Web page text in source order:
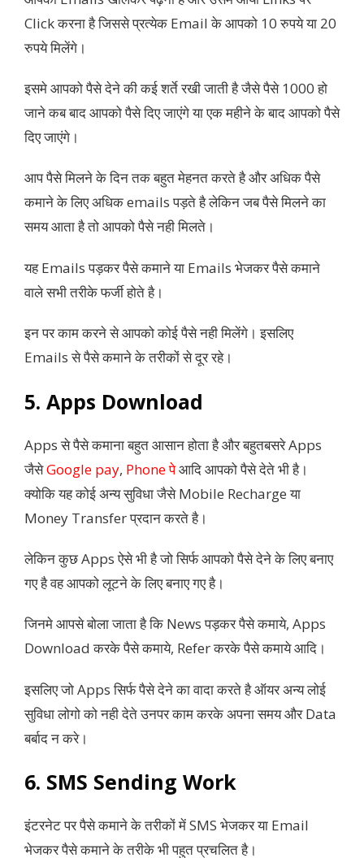
Click करना है जिससे प्रत्येक Email के आपको 10 रुपये या 20
रुपये मिलेंगे।
इसमे आपको पैसे देने की कई शर्ते रखी जाती है जैसे पैसे 1000 हो
जाने कब बाद आपको पैसे दिए जाएंगे या एक महीने के बाद आपको पैसे
दिए जाएंगे।
आप पैसे मिलने के दिन तक बहुत मेहनत करते है और अधिक पैसे
कमाने के लिए अधिक emails पड़ते है लेकिन जब पैसे मिलने का
समय आता है तो आपको पैसे नही मिलते।
यह Emails पड़कर पैसे कमाने या Emails भेजकर पैसे कमाने
वाले सभी तरीके फर्जी होते है।
इन पर काम करने से आपको कोई पैसे नही मिलेंगे। इसलिए
Emails से पैसे कमाने के तरीकों से दूर रहे।
5. Apps Download
Apps से पैसे कमाना बहुत आसान होता है और बहुतबसरे Apps
जैसेGoogle pay, Phone पेआदि आपको पैसे देते भी है।
क्योकि यह कोई अन्य सुविधा जैसे Mobile Recharge या
Money Transfer प्रदान करते है।
लेकिन कुछ Apps ऐसे भी है जो सिर्फ आपको पैसे देने के लिए बनाए
गए है वह आपको लूटने के लिए बनाए गए है।
जिनमे आपसे बोला जाता है कि News पड़कर पैसे कमाये, Apps
Download करके पैसे कमाये, Refer करके पैसे कमाये आदि।
इसलिए जो Apps सिर्फ पैसे देने का वादा करते है ऑयर अन्य लोई
सुविधा लोगो को नही देते उनपर काम करके अपना समय और Data
बर्बाद न करे।
6. SMS Sending Work
इंटरनेट पर पैसे कमाने के तरीकों में SMS भेजकर या Email
भेजकर पैसे कमाने के तरीके भी पहुत प्रचलित है।